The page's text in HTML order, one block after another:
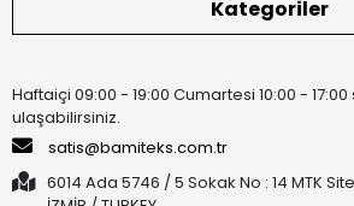
Kategoriler
Haftaiçi 09:00 - 19:00 Cumartesi 10:00 -
ulaşabilirsiniz.
satis@bamiteks.com.tr
6014 Ada 5746 / 5 Sokak No : 14 MTK